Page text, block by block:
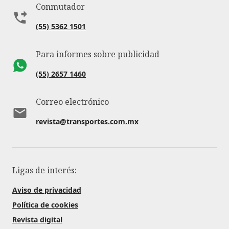
Conmutador
(55) 5362 1501
Para informes sobre publicidad
(55) 2657 1460
Correo electrónico
revista@transportes.com.mx
Ligas de interés:
Aviso de privacidad
Política de cookies
Revista digital